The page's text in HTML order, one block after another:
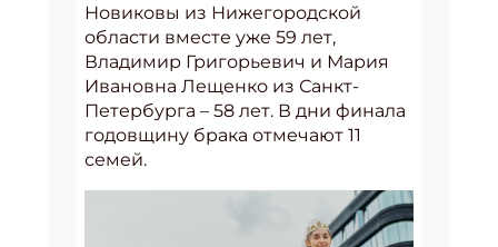
Новиковы из Нижегородской
области вместе уже 59 лет,
Владимир Григорьевич и Мария
Ивановна Лещенко из Санкт-
Петербурга – 58 лет. В дни финала
годовщину брака отмечают 11
семей.